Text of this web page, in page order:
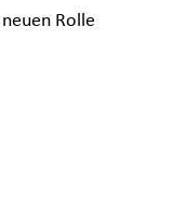
Rolle